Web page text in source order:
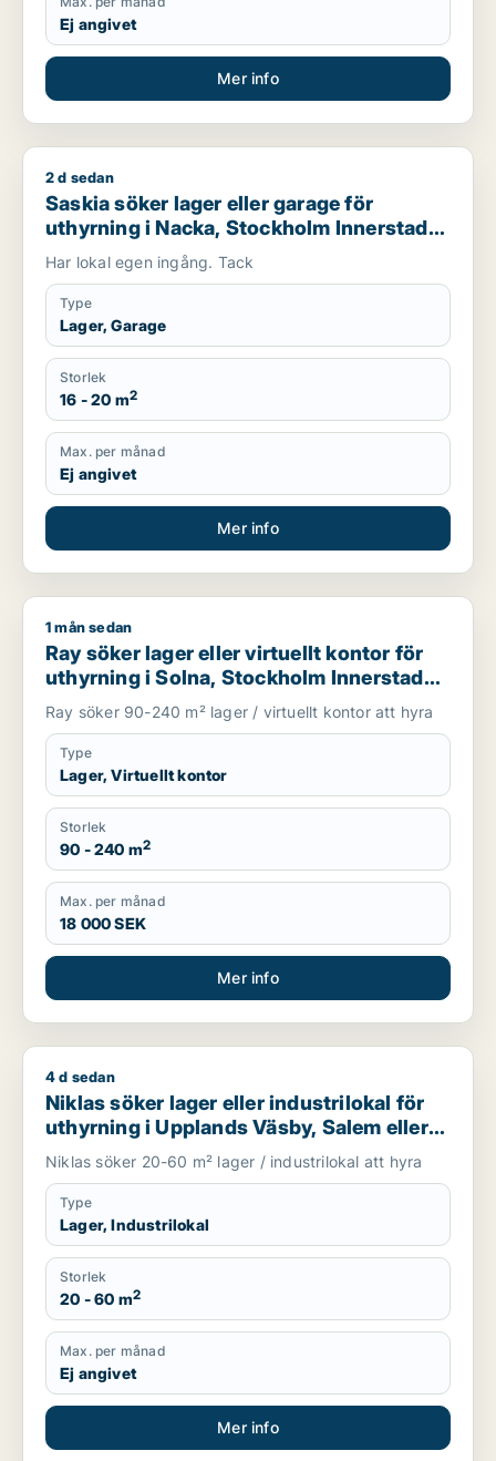
Ej angivet
Mer info
Saskia söker lager eller garage för uthyrning i Nacka,
2 d sedan
Saskia söker lager eller garage för
uthyrning i Nacka, Stockholm Innerstad
eller Södermalm m.fl.
Har lokal egen ingång. Tack
Type
Lager, Garage
Storlek
16 - 20 m2
Max. per månad
Ej angivet
Mer info
Ray söker lager eller virtuellt kontor för uthyrning i Solna,
1 mån sedan
Ray söker lager eller virtuellt kontor för
uthyrning i Solna, Stockholm Innerstad
eller Kungsholmen m.fl.
Ray söker 90-240 m² lager / virtuellt kontor att hyra
Type
Lager, Virtuellt kontor
Storlek
90 - 240 m2
Max. per månad
18 000 SEK
Mer info
Niklas söker lager eller industrilokal för uthyrning i
4 d sedan
Niklas söker lager eller industrilokal för
uthyrning i Upplands Väsby, Salem eller
Upplands-Bro m.fl.
Niklas söker 20-60 m² lager / industrilokal att hyra
Type
Lager, Industrilokal
Storlek
20 - 60 m2
Max. per månad
Ej angivet
Mer info